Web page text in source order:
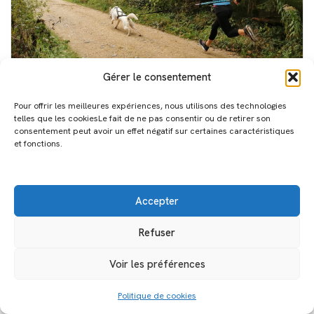
Gérer le consentement
Pour offrir les meilleures expériences, nous utilisons des technologies
telles que les cookiesLe fait de ne pas consentir ou de retirer son
consentement peut avoir un effet négatif sur certaines caractéristiques
et fonctions.
Accepter
Refuser
Voir les préférences
Politique de cookies
Cani-cross
Bulle
| Propulsé parWordPress